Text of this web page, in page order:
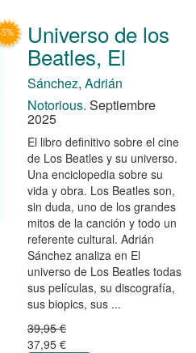
Universo de los
Beatles, El
Sánchez, Adrián
Notorious. Septiembre
2025
El libro definitivo sobre el cine
de Los Beatles y su universo.
Una enciclopedia sobre su
vida y obra. Los Beatles son,
sin duda, uno de los grandes
mitos de la canción y todo un
referente cultural. Adrián
Sánchez analiza en El
universo de Los Beatles todas
sus películas, su discografía,
sus biopics, sus ...
39,95 €
37,95 €